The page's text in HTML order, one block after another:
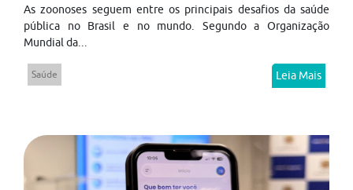
As zoonoses seguem entre os principais desafios da saúde
pública no Brasil e no mundo. Segundo a Organização
Mundial da...
Saúde Leia Mais